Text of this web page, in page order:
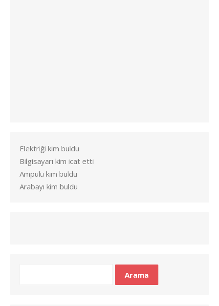
Elektriği kim buldu
Bilgisayarı kim icat etti
Ampulü kim buldu
Arabayı kim buldu